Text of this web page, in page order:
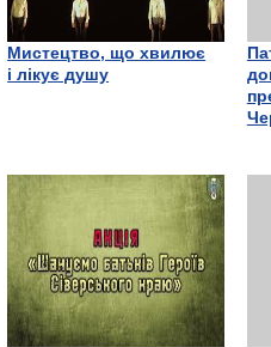
Мистецтво, що хвилює
і лікує душу